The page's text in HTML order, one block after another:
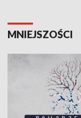
MNIEJSZOŚCI